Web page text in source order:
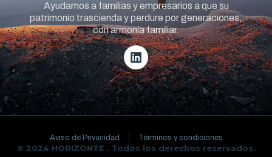
Ayudamos a familias y empresarios a que su
patrimonio trascienda y perdure por generaciones,
con armonía familiar.
Aviso de Privacidad Términos y condiciones
© 2024 HORIZONTE . Todos los derechos reservados.